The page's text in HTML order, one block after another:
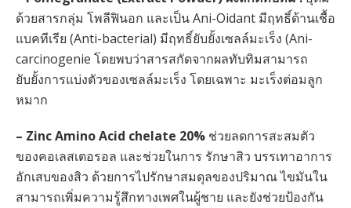
ด้วยสารกลุ่ม โพลีฟินอก และเป็น Ani-Oidant มีฤทธิ์ด้านเชื้อ
แบคทีเรีย (Anti-bacterial) มีฤทธิ์ยับยั้งเซลล์มะเร็ง (Ani-
carcinogenie โดยพบว่าสารสกัดจากผลทับทิมสามารถ
ยับยั้งการแบ่งตัวของเซลล์มะเร็ง โดยเฉพาะ มะเร็งต่อมลูก
หมาก
– Zinc Amino Acid chelate 20% ช่วยลดการสะสมตัว
ของคอเลสเตอรอล และช่วยในการ รักษาสิว บรรเทาอาการ
อักเสบของสิว ด้วยการไปรักษาสมดุลของปริมาณ ไขมันใน
สามารถเพิ่มความรู้สึกทางเพศในผู้ชาย และยังช่วยป้องกัน